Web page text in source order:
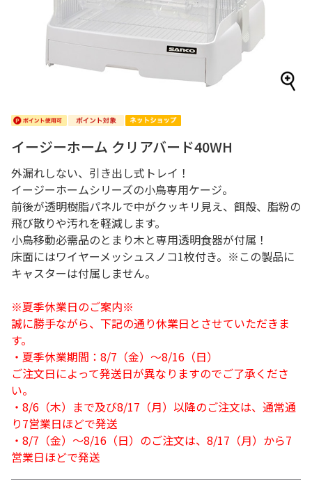
イージーホーム クリアバード40WH
外漏れしない、引き出し式トレイ！
イージーホームシリーズの小鳥専用ケージ。
前後が透明樹脂パネルで中がクッキリ見え、餌殻、脂粉の
飛び散りや汚れを軽減します。
小鳥移動必需品のとまり木と専用透明食器が付属！
床面にはワイヤーメッシュスノコ1枚付き。※この製品に
キャスターは付属しません。
※夏季休業日のご案内※
誠に勝手ながら、下記の通り休業日とさせていただきま
す。
・夏季休業期間：8/7（金）～8/16（日）
ご注文日によって発送日が異なりますのでご了承くださ
い。
・8/6（木）まで及び8/17（月）以降のご注文は、通常通
り7営業日ほどで発送
・8/7（金）～8/16（日）のご注文は、8/17（月）から7
営業日ほどで発送